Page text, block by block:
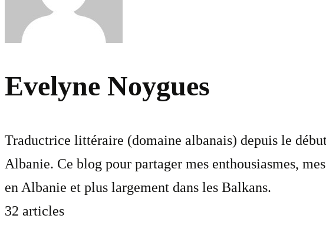
Evelyne Noygues
Traductrice littéraire (domaine albanais) depuis le
Albanie. Ce blog pour partager mes enthousiasmes,
en Albanie et plus largement dans les Balkans.
32 articles